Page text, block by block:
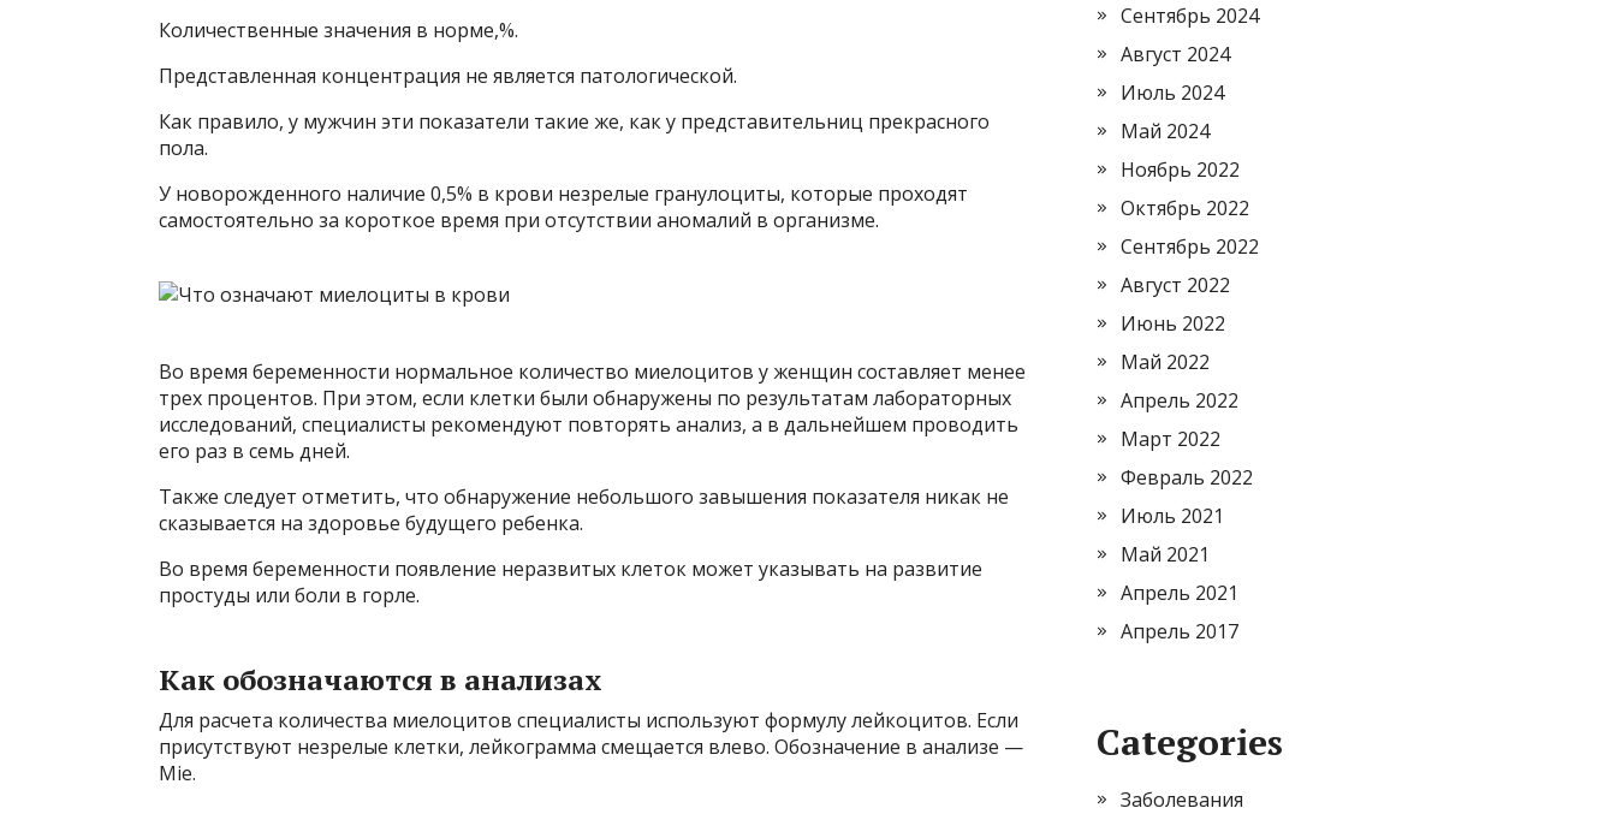
Количественные значения в норме,%.
Представленная концентрация не является патологической.
Как правило, у мужчин эти показатели такие же, как у представительниц прекрасного
пола.
У новорожденного наличие 0,5% в крови незрелые гранулоциты, которые проходят
самостоятельно за короткое время при отсутствии аномалий в организме.
Во время беременности нормальное количество миелоцитов у женщин составляет менее
трех процентов. При этом, если клетки были обнаружены по результатам лабораторных
исследований, специалисты рекомендуют повторять анализ, а в дальнейшем проводить
его раз в семь дней.
Также следует отметить, что обнаружение небольшого завышения показателя никак не
сказывается на здоровье будущего ребенка.
Во время беременности появление неразвитых клеток может указывать на развитие
простуды или боли в горле.
Как обозначаются в анализах
Для расчета количества миелоцитов специалисты используют формулу лейкоцитов. Если
присутствуют незрелые клетки, лейкограмма смещается влево. Обозначение в анализе —
Mie.
Сентябрь 2024
Август 2024
Июль 2024
Май 2024
Ноябрь 2022
Октябрь 2022
Сентябрь 2022
Август 2022
Июнь 2022
Май 2022
Апрель 2022
Март 2022
Февраль 2022
Июль 2021
Май 2021
Апрель 2021
Апрель 2017
Categories
Заболевания